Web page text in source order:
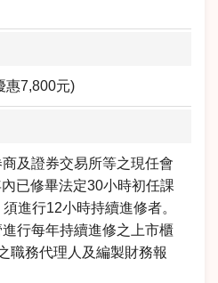
惠7,800元)
及證券交易所等之現任會
已修畢法定30小時初任課
進行12小時持續進修者。
行每年持續進修之上市櫃
職務代理人及編製財務報